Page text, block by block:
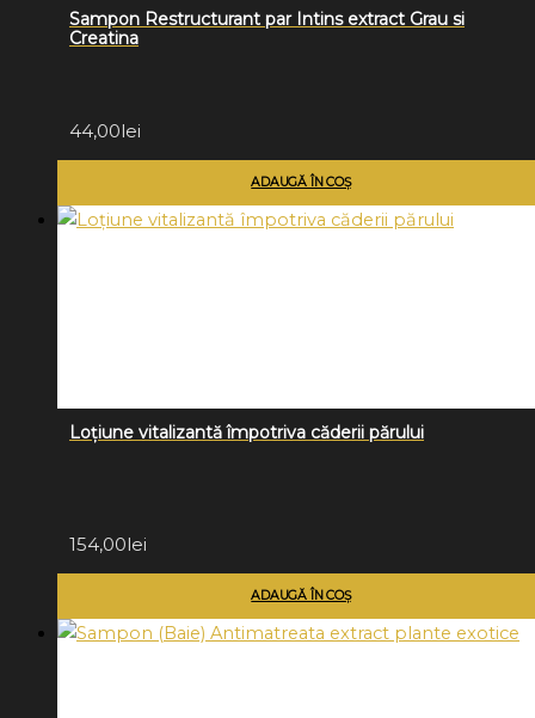
Sampon Restructurant par Intins extract Grau si
Creatina
44,00lei
ADAUGĂ ÎN COȘ
Loțiune vitalizantă împotriva căderii părului
154,00lei
ADAUGĂ ÎN COȘ